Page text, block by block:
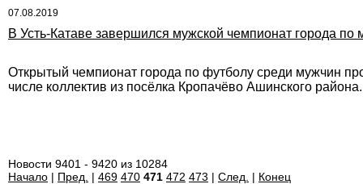
07.08.2019
В Усть-Катаве завершился мужской чемпионат города по
Открытый чемпионат города по футболу среди мужчин
числе коллектив из посёлка Кропачёво Ашинского района.
Новости 9401 - 9420 из 10284
Начало | Пред. | 469 470 471 472 473 | След. | Конец